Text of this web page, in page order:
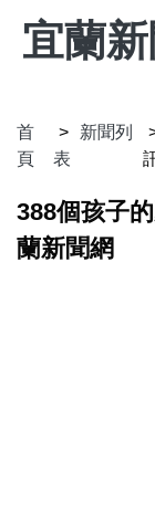
宜蘭
首
頁
新聞列
表
388個孩子
蘭新聞網